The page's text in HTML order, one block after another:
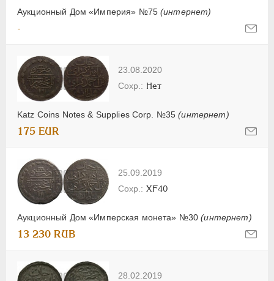
Аукционный Дом «Империя» №75(интернет)
-
23.08.2020
Katz Coins Notes & Supplies Corp. №35(интернет)
Нет
175 EUR
25.09.2019
Аукционный Дом «Имперская монета» №30(интернет)
XF40
13 230 RUB
28.02.2019